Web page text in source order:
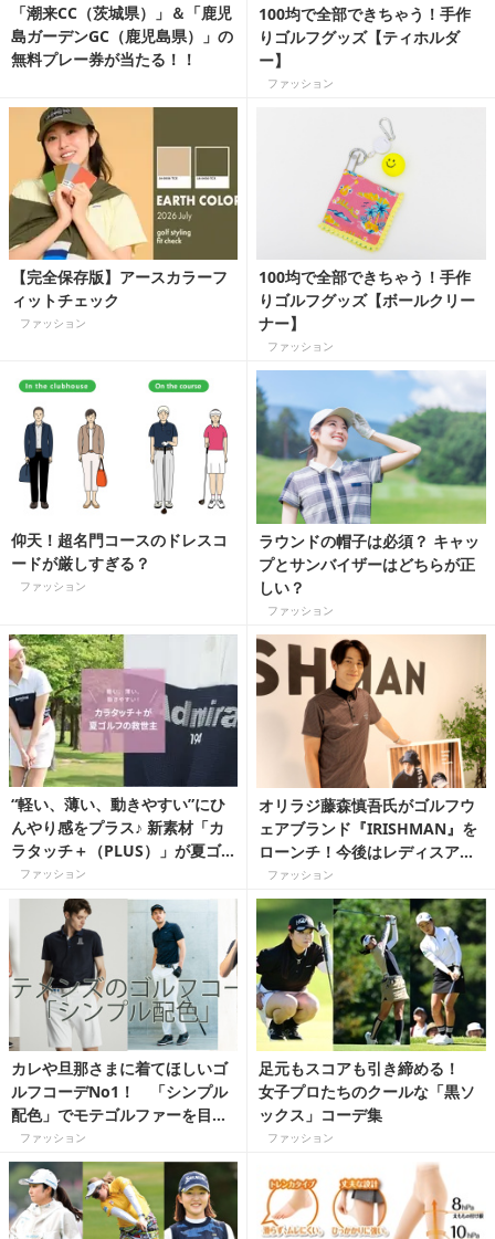
「潮来CC（茨城県）」＆「鹿児
島ガーデンGC（鹿児島県）」の
無料プレー券が当たる！！
100均で全部できちゃう！手作
りゴルフグッズ【ティホルダ
ー】
ファッション
【完全保存版】アースカラーフ
ィットチェック
ファッション
100均で全部できちゃう！手作
りゴルフグッズ【ボールクリー
ナー】
ファッション
仰天！超名門コースのドレスコ
ードが厳しすぎる？
ファッション
ラウンドの帽子は必須？ キャッ
プとサンバイザーはどちらが正
しい？
ファッション
“軽い、薄い、動きやすい”にひ
んやり感をプラス♪ 新素材「カ
ラタッチ＋（PLUS）」が夏ゴ
ルファーの救世主
ファッション
オリラジ藤森慎吾氏がゴルフウ
ェアブランド『IRISHMAN』を
ローンチ！今後はレディスアイ
テムも展開
ファッション
カレや旦那さまに着てほしいゴ
ルフコーデNo1！ 「シンプル
配色」でモテゴルファーを目指
せ！
ファッション
足元もスコアも引き締める！
女子プロたちのクールな「黒ソ
ックス」コーデ集
ファッション